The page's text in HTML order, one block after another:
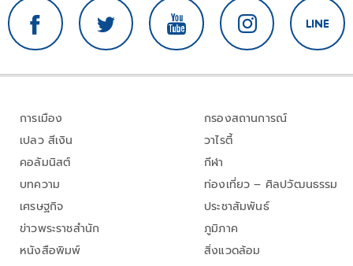
การเมือง
เปลว สีเงิน
คอลัมนิสต์
บทความ
เศรษฐกิจ
ข่าวพระราชสำนัก
หนังสือพิมพ์
กรองสถานการณ์
วาไรตี้
กีฬา
ท่องเที่ยว – ศิลปวัฒนธรรม
ประชาสัมพันธ์
ภูมิภาค
สิ่งแวดล้อม